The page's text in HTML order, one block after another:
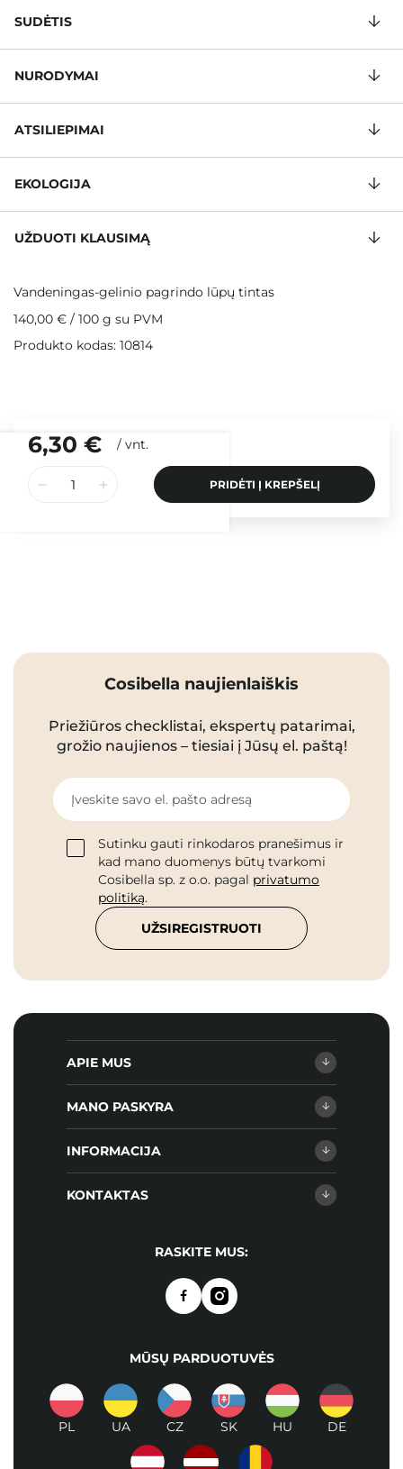
6,30 € / vnt.
PRIDĖTI Į KREPŠELĮ
SUDĖTIS
NURODYMAI
ATSILIEPIMAI
EKOLOGIJA
UŽDUOTI KLAUSIMĄ
Vandeningas-gelinio pagrindo lūpų tintas
140,00 € / 100 g su PVM
Produkto kodas: 10814
Cosibella naujienlaiškis
Priežiūros checklistai, ekspertų patarimai,
grožio naujienos – tiesiai į Jūsų el. paštą!
Įveskite savo el. pašto adresą
Sutinku gauti rinkodaros pranešimus ir
kad mano duomenys būtų tvarkomi
Cosibella sp. z o.o. pagal privatumo
politiką.
UŽSIREGISTRUOTI
APIE MUS
MANO PASKYRA
INFORMACIJA
KONTAKTAS
RASKITE MUS:
MŪSŲ PARDUOTUVĖS
PL UA CZ SK HU DE